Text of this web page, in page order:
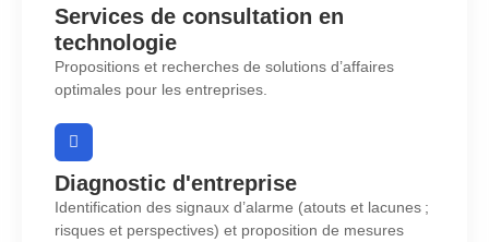
Services de consultation en
technologie
Propositions et recherches de solutions d’affaires
optimales pour les entreprises.
Diagnostic d'entreprise
Identification des signaux d’alarme (atouts et lacunes ;
risques et perspectives) et proposition de mesures